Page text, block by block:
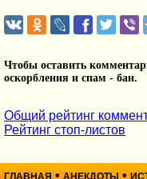
Чтобы оставить
оскорбления и спам - бан.
Общий рейтинг
Рейтинг стоп-листов
ГЛАВНАЯ • АНЕКДОТЫ •